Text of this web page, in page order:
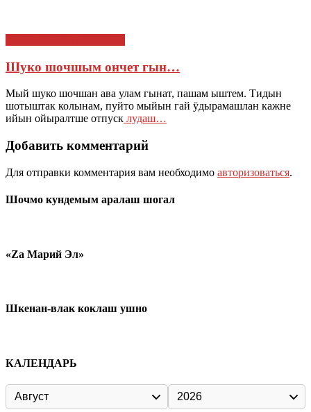
Шуко шочшым ончет гын…
Мый шуко шочшан ава улам гынат, пашам ыштем. Тидын
шотыштак колынам, пуйто мыйын гай ӱдырамашлан кажне
ийын ойыралтше отпуск лудаш…
Добавить комментарий
Для отправки комментария вам необходимо авторизоваться.
Шочмо кундемым аралаш шогал
«Zа Марий Эл»
Шкенан-влак коклаш ушно
КАЛЕНДАРЬ